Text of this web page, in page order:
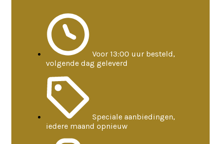
Voor 13:00 uur besteld,
volgende dag geleverd
Speciale aanbiedingen,
iedere maand opnieuw